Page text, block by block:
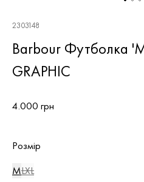
2303148
Barbour Футболка
GRAPHIC
4.000 грн
Розмір
MLXL